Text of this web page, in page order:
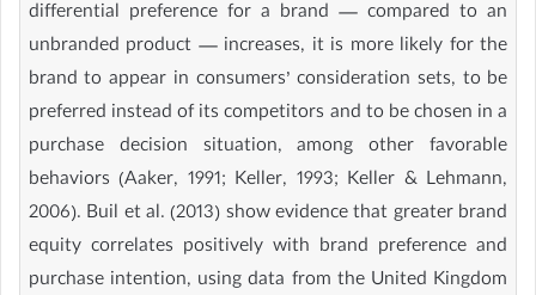
differential preference for a brand — compared to an
unbranded product — increases, it is more likely for the
brand to appear in consumers’ consideration sets, to be
preferred instead of its competitors and to be chosen in a
purchase decision situation, among other favorable
behaviors (Aaker, 1991; Keller, 1993; Keller & Lehmann,
2006). Buil et al. (2013) show evidence that greater brand
equity correlates positively with brand preference and
purchase intention, using data from the United Kingdom